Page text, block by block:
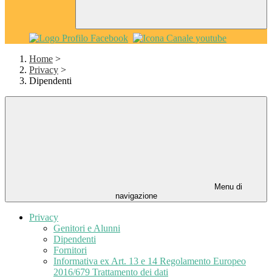
Home >
Privacy >
Dipendenti
Menu di
navigazione
Privacy
Genitori e Alunni
Dipendenti
Fornitori
Informativa ex Art. 13 e 14 Regolamento Europeo
2016/679 Trattamento dei dati